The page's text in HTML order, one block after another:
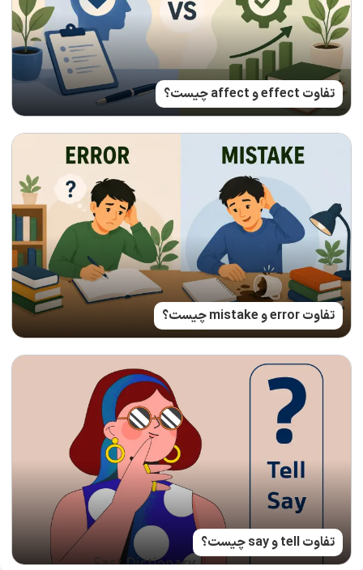
تفاوت effect و affect چیست؟
تفاوت error و mistake چیست؟
تفاوت tell و say چیست؟